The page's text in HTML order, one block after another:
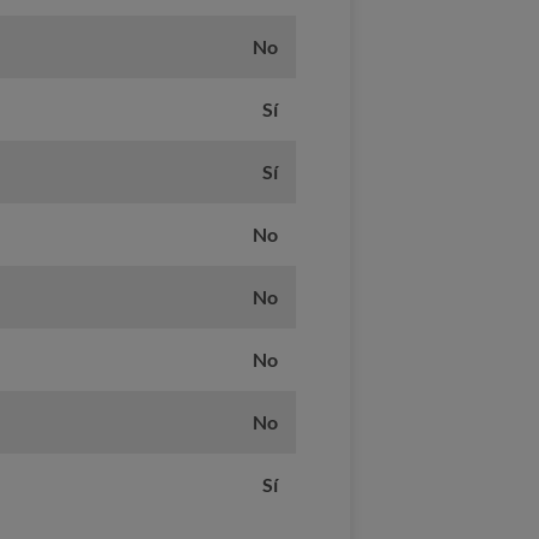
No
Sí
Sí
No
No
No
No
Sí